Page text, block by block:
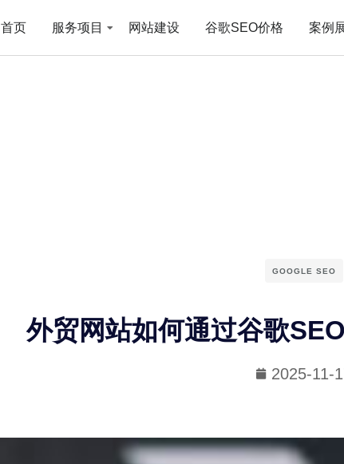
首页 服务项目 网站建设 谷歌SEO价格 案例
GOOGLE SEO
外贸网站如何通过谷歌
2025-11-